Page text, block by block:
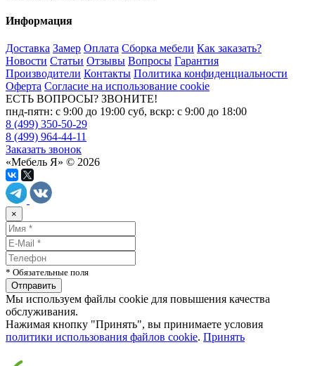
Информация
Доставка Замер Оплата Сборка мебели Как заказать?
Новости Статьи Отзывы Вопросы Гарантия
Производители Контакты Политика конфиденциальности
Оферта Согласие на использование cookie
ЕСТЬ ВОПРОСЫ? ЗВОНИТЕ!
пнд-пятн: с 9:00 до 19:00 суб, вскр: с 9:00 до 18:00
8 (499) 350-50-29
8 (499) 964-44-11
Заказать звонок
«Мебель Я» © 2026
×
* Обязательные поля
Мы используем файлы cookie для повышения качества
обслуживания.
Нажимая кнопку "Принять", вы принимаете условия
политики использования файлов cookie. Принять